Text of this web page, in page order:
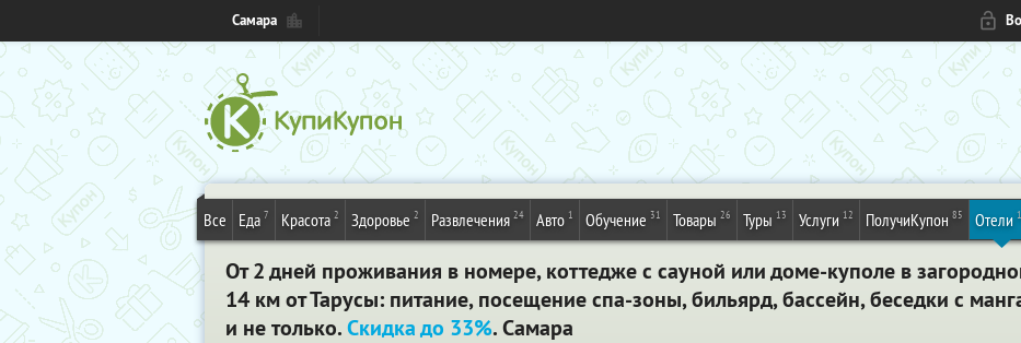
Самара
Все Еда 7 Красота 2 Здоровье 2 Развлечения 24 Авто 1 Обучение 31 Товары 26 Туры 13 Услуги 12 ПолучиКупон 85 Отели
От 2 дней проживания в номере, коттедже с сауной или доме-куполе в
14 км от Тарусы: питание, посещение спа-зоны, бильярд, бассейн, беседки с
и не только.Скидка до 33%. Самара